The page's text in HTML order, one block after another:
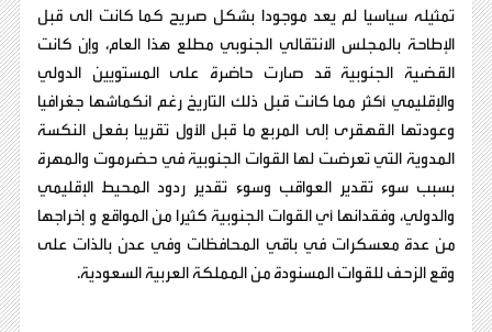
تمثيله سياسيا لم يعد موجودا بشكل صريح كما كانت الى قبل
الإطاحة بالمجلس الانتقالي الجنوبي مطلع هذا العام، وإن كانت
القضية الجنوبية قد صارت حاضرة على المستويين الدولي
والإقليمي أكثر مما كانت قبل ذلك التاريخ رغم انكماشها جغرافيا
وعودتها القهقرى إلى المربع ما قبل الأول تقريبا بفعل النكسة
المدوية التي تعرضت لها القوات الجنوبية في حضرموت والمهرة
بسبب سوء تقدير العواقب وسوء تقدير ردود المحيط الإقليمي
والدولي، وفقدانها أي القوات الجنوبية كثيرا من المواقع و إخراجها
من عدة معسكرات في باقي المحافظات وفي عدن بالذات على
وقع الزحف للقوات المسنودة من المملكة العربية السعودية.